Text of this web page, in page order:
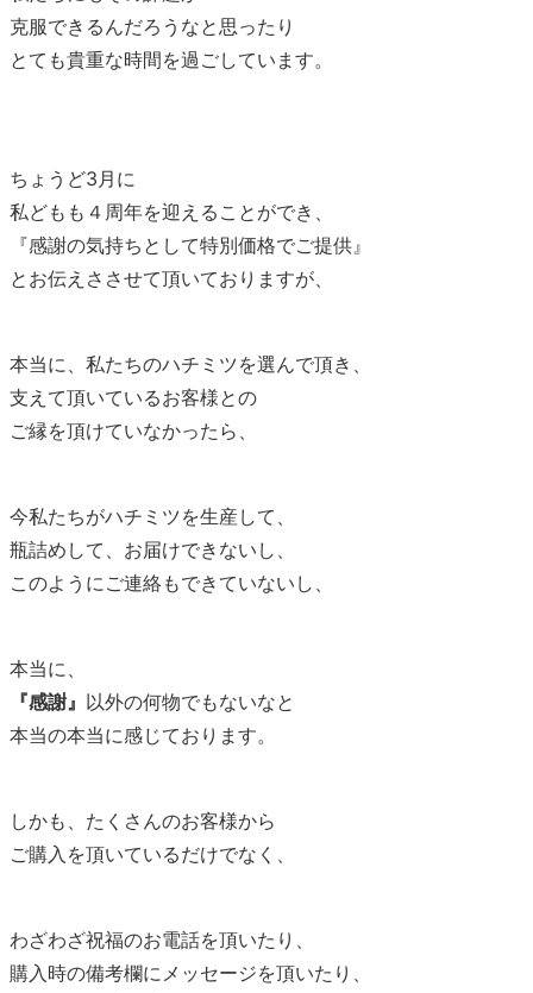
克服できるんだろうなと思ったり
とても貴重な時間を過ごしています。
ちょうど3月に
私どもも４周年を迎えることができ、
『感謝の気持ちとして特別価格でご提供』
とお伝えささせて頂いておりますが、
本当に、私たちのハチミツを選んで頂き、
支えて頂いているお客様との
ご縁を頂けていなかったら、
今私たちがハチミツを生産して、
瓶詰めして、お届けできないし、
このようにご連絡もできていないし、
本当に、
『感謝』 以外の何物でもないなと
本当の本当に感じております。
しかも、たくさんのお客様から
ご購入を頂いているだけでなく、
わざわざ祝福のお電話を頂いたり、
購入時の備考欄にメッセージを頂いたり、